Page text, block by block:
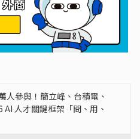
人參與！簡立峰、台積電、
AI 人才關鍵框架「問、用、